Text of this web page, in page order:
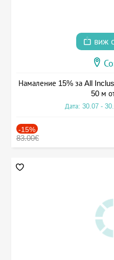
виж
Намаление 15% за All
50 м
Дата: 30.07 -
-15%
83.00€